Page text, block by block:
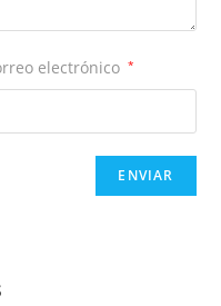
electrónico *